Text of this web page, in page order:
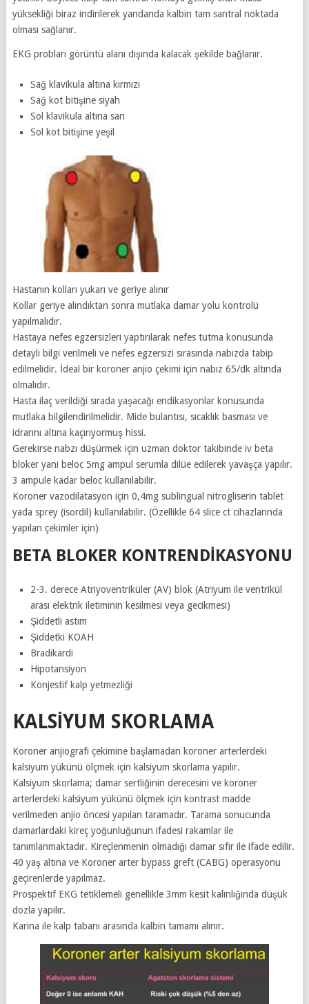
yüksekliği biraz indirilerek yandanda kalbin tam santral noktada
olması sağlanır.
EKG probları görüntü alanı dışında kalacak şekilde bağlanır.
Sağ klavikula altına kırmızı
Sağ kot bitişine siyah
Sol klavikula altına sarı
Sol kot bitişine yeşil
Hastanın kolları yukarı ve geriye alınır
Kollar geriye alındıktan sonra mutlaka damar yolu kontrolü
yapılmalıdır.
Hastaya nefes egzersizleri yaptırılarak nefes tutma konusunda
detaylı bilgi verilmeli ve nefes egzersizi sırasında nabızda tabip
edilmelidir. İdeal bir koroner anjio çekimi için nabız 65/dk altında
olmalıdır.
Hasta ilaç verildiği sırada yaşacağı endikasyonlar konusunda
mutlaka bilgilendirilmelidir. Mide bulantısı, sıcaklık basması ve
idrarını altına kaçırıyormuş hissi.
Gerekirse nabzı düşürmek için uzman doktor takibinde iv beta
bloker yani beloc 5mg ampul serumla dilüe edilerek yavaşça yapılır.
3 ampule kadar beloc kullanılabilir.
Koroner vazodilatasyon için 0,4mg sublingual nitrogliserin tablet
yada sprey (isordil) kullanılabilir. (Özellikle 64 slice ct cihazlarında
yapılan çekimler için)
BETA BLOKER KONTRENDIKASYONU
2-3. derece Atriyoventriküler (AV) blok (Atriyum ile ventrikül
arası elektrik iletiminin kesilmesi veya gecikmesi)
Şiddetli astım
Şiddetki KOAH
Bradikardi
Hipotansiyon
Konjestif kalp yetmezliği
KALSIYUM SKORLAMA
Koroner anjiografi çekimine başlamadan koroner arterlerdeki
kalsiyum yükünü ölçmek için kalsiyum skorlama yapılır.
Kalsiyum skorlama; damar sertliğinin derecesini ve koroner
arterlerdeki kalsiyum yükünü ölçmek için kontrast madde
verilmeden anjio öncesi yapılan taramadır. Tarama sonucunda
damarlardaki kireç yoğunluğunun ifadesi rakamlar ile
tanımlanmaktadır. Kireçlenmenin olmadığı damar sıfır ile ifade edilir.
40 yaş altına ve Koroner arter bypass greft (CABG) operasyonu
geçirenlerde yapılmaz.
Prospektif EKG tetiklemeli genellikle 3mm kesit kalınlığında düşük
dozla yapılır.
Karina ile kalp tabanı arasında kalbin tamamı alınır.